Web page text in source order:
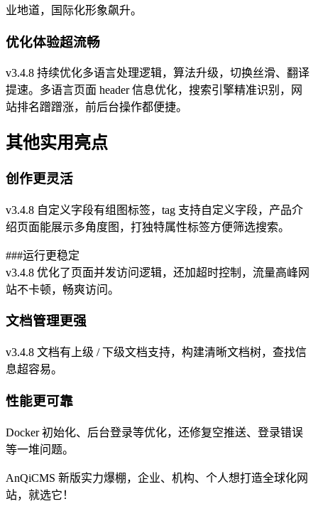
业地道，国际化形象飙升。
优化体验超流畅
v3.4.8 持续优化多语言处理逻辑，算法升级，切换丝滑、翻译
提速。多语言页面 header 信息优化，搜索引擎精准识别，网
站排名蹭蹭涨，前后台操作都便捷。
其他实用亮点
创作更灵活
v3.4.8 自定义字段有组图标签，tag 支持自定义字段，产品介
绍页面能展示多角度图，打独特属性标签方便筛选搜索。
###运行更稳定
v3.4.8 优化了页面并发访问逻辑，还加超时控制，流量高峰网
站不卡顿，畅爽访问。
文档管理更强
v3.4.8 文档有上级 / 下级文档支持，构建清晰文档树，查找信
息超容易。
性能更可靠
Docker 初始化、后台登录等优化，还修复空推送、登录错误
等一堆问题。
AnQiCMS 新版实力爆棚，企业、机构、个人想打造全球化网
站，就选它！